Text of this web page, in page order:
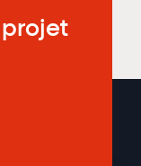
projet